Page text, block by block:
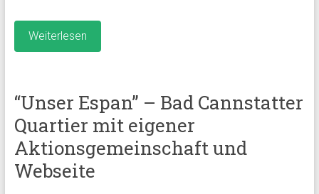
Weiterlesen
“Unser Espan” – Bad Cannstatter
Quartier mit eigener
Aktionsgemeinschaft und
Webseite